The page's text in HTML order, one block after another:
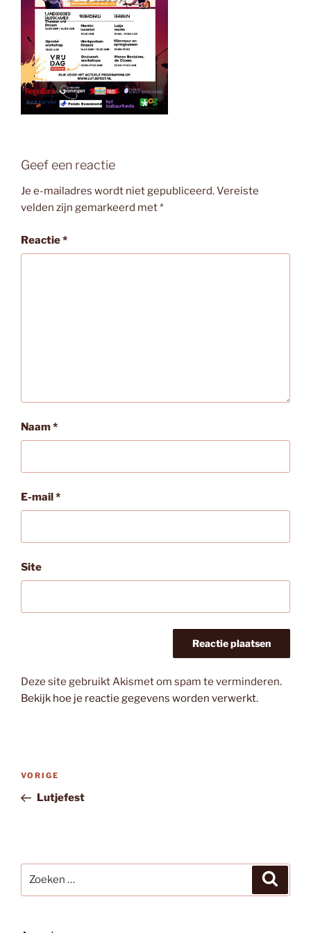
Geef een reactie
Je e-mailadres wordt niet gepubliceerd.Vereiste
velden zijn gemarkeerd met*
Reactie*
Naam*
E-mail*
Site
Deze site gebruikt Akismet om spam te verminderen.
Bekijk hoe je reactie gegevens worden verwerkt.
Bericht
Vorig
bericht
VORIGE
Lutjefest
naar: